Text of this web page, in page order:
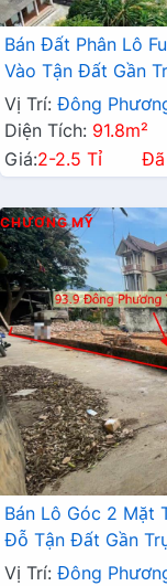
Bán Đất Phân Lô
Vào Tận Đất Gần
Vị Trí: Đông
Diện Tích: 91.8m²
Giá:2-2.5 Tỉ Đã
CHƯƠNG MỸ
Bán Lô Góc 2 Mặt
Đỗ Tận Đất Gần
Vị Trí: Đông